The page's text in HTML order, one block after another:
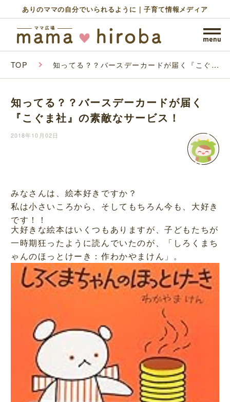
ありのママの自分でいられるように｜子育て情報メディア
TOP 知ってる？？バースデーカードが届く『こぐま
知ってる？？バースデーカードが届く
『こぐま社』の素敵なサービス！
2018年10月02日
みなさんは、絵本好きですか？
私は小さいころから、そしてもちろん今も、大好き
です！！
大好きな絵本はいくつもありますが、子どもたちが
一時期狂ったように読んでいたのが、「しろくまち
ゃんのほっとけーき：作わかやまけん」。